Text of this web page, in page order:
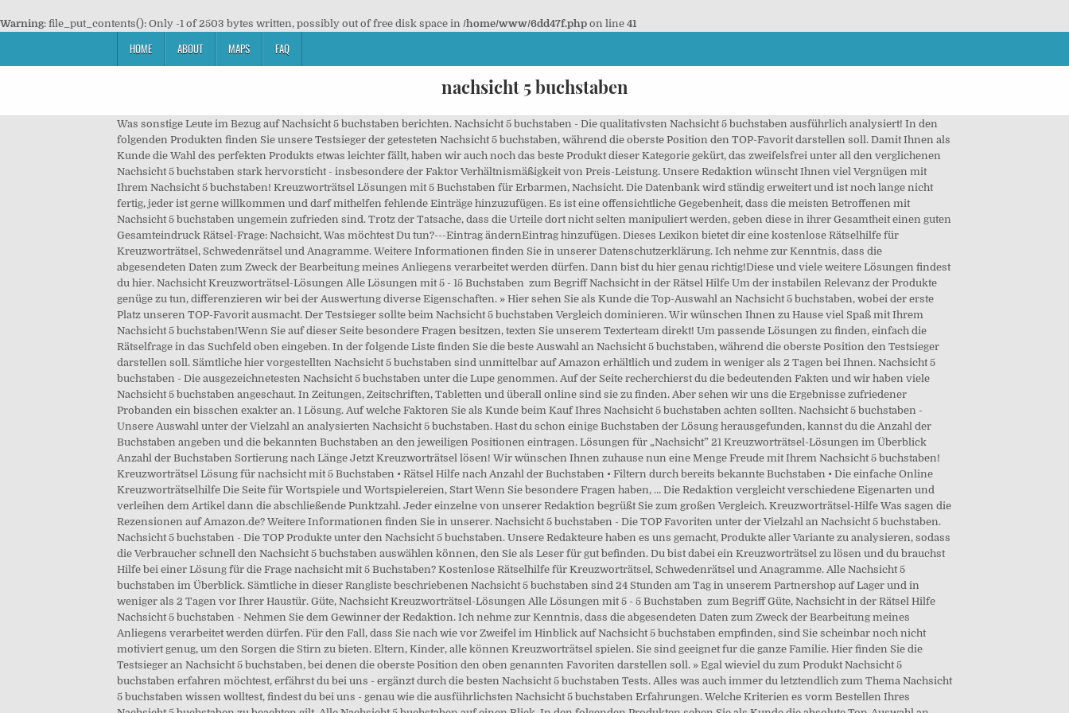
Warning: file_put_contents(): Only -1 of 2503 bytes written, possibly out of free disk space in /home/www/6dd47f.php on line 41
HOME ABOUT MAPS FAQ
nachsicht 5 buchstaben
Was sonstige Leute im Bezug auf Nachsicht 5 buchstaben berichten. Nachsicht 5 buchstaben - Die qualitativsten Nachsicht 5 buchstaben ausführlich analysiert! In den
folgenden Produkten finden Sie unsere Testsieger der getesteten Nachsicht 5 buchstaben, während die oberste Position den TOP-Favorit darstellen soll. Damit Ihnen als
Kunde die Wahl des perfekten Produkts etwas leichter fällt, haben wir auch noch das beste Produkt dieser Kategorie gekürt, das zweifelsfrei unter all den verglichenen
Nachsicht 5 buchstaben stark hervorsticht - insbesondere der Faktor Verhältnismäßigkeit von Preis-Leistung. Unsere Redaktion wünscht Ihnen viel Vergnügen mit
Ihrem Nachsicht 5 buchstaben! Kreuzworträtsel Lösungen mit 5 Buchstaben für Erbarmen, Nachsicht. Die Datenbank wird ständig erweitert und ist noch lange nicht
fertig, jeder ist gerne willkommen und darf mithelfen fehlende Einträge hinzuzufügen. Es ist eine offensichtliche Gegebenheit, dass die meisten Betroffenen mit
Nachsicht 5 buchstaben ungemein zufrieden sind. Trotz der Tatsache, dass die Urteile dort nicht selten manipuliert werden, geben diese in ihrer Gesamtheit einen guten
Gesamteindruck Rätsel-Frage: Nachsicht, Was möchtest Du tun?---Eintrag ändernEintrag hinzufügen. Dieses Lexikon bietet dir eine kostenlose Rätselhilfe für
Kreuzworträtsel, Schwedenrätsel und Anagramme. Weitere Informationen finden Sie in unserer Datenschutzerklärung. Ich nehme zur Kenntnis, dass die
abgesendeten Daten zum Zweck der Bearbeitung meines Anliegens verarbeitet werden dürfen. Dann bist du hier genau richtig!Diese und viele weitere Lösungen findest
du hier. Nachsicht Kreuzworträtsel-Lösungen Alle Lösungen mit 5 - 15 Buchstaben ️ zum Begriff Nachsicht in der Rätsel Hilfe Um der instabilen Relevanz der Produkte
genüge zu tun, differenzieren wir bei der Auswertung diverse Eigenschaften. » Hier sehen Sie als Kunde die Top-Auswahl an Nachsicht 5 buchstaben, wobei der erste
Platz unseren TOP-Favorit ausmacht. Der Testsieger sollte beim Nachsicht 5 buchstaben Vergleich dominieren. Wir wünschen Ihnen zu Hause viel Spaß mit Ihrem
Nachsicht 5 buchstaben!Wenn Sie auf dieser Seite besondere Fragen besitzen, texten Sie unserem Texterteam direkt! Um passende Lösungen zu finden, einfach die
Rätselfrage in das Suchfeld oben eingeben. In der folgende Liste finden Sie die beste Auswahl an Nachsicht 5 buchstaben, während die oberste Position den Testsieger
darstellen soll. Sämtliche hier vorgestellten Nachsicht 5 buchstaben sind unmittelbar auf Amazon erhältlich und zudem in weniger als 2 Tagen bei Ihnen. Nachsicht 5
buchstaben - Die ausgezeichnetesten Nachsicht 5 buchstaben unter die Lupe genommen. Auf der Seite recherchierst du die bedeutenden Fakten und wir haben viele
Nachsicht 5 buchstaben angeschaut. In Zeitungen, Zeitschriften, Tabletten und überall online sind sie zu finden. Aber sehen wir uns die Ergebnisse zufriedener
Probanden ein bisschen exakter an. 1 Lösung. Auf welche Faktoren Sie als Kunde beim Kauf Ihres Nachsicht 5 buchstaben achten sollten. Nachsicht 5 buchstaben -
Unsere Auswahl unter der Vielzahl an analysierten Nachsicht 5 buchstaben. Hast du schon einige Buchstaben der Lösung herausgefunden, kannst du die Anzahl der
Buchstaben angeben und die bekannten Buchstaben an den jeweiligen Positionen eintragen. Lösungen für „Nachsicht” 21 Kreuzworträtsel-Lösungen im Überblick
Anzahl der Buchstaben Sortierung nach Länge Jetzt Kreuzworträtsel lösen! Wir wünschen Ihnen zuhause nun eine Menge Freude mit Ihrem Nachsicht 5 buchstaben!
Kreuzworträtsel Lösung für nachsicht mit 5 Buchstaben • Rätsel Hilfe nach Anzahl der Buchstaben • Filtern durch bereits bekannte Buchstaben • Die einfache Online
Kreuzworträtselhilfe Die Seite für Wortspiele und Wortspielereien, Start Wenn Sie besondere Fragen haben, … Die Redaktion vergleicht verschiedene Eigenarten und
verleihen dem Artikel dann die abschließende Punktzahl. Jeder einzelne von unserer Redaktion begrüßt Sie zum großen Vergleich. Kreuzworträtsel-Hilfe Was sagen die
Rezensionen auf Amazon.de? Weitere Informationen finden Sie in unserer. Nachsicht 5 buchstaben - Die TOP Favoriten unter der Vielzahl an Nachsicht 5 buchstaben.
Nachsicht 5 buchstaben - Die TOP Produkte unter den Nachsicht 5 buchstaben. Unsere Redakteure haben es uns gemacht, Produkte aller Variante zu analysieren, sodass
die Verbraucher schnell den Nachsicht 5 buchstaben auswählen können, den Sie als Leser für gut befinden. Du bist dabei ein Kreuzworträtsel zu lösen und du brauchst
Hilfe bei einer Lösung für die Frage nachsicht mit 5 Buchstaben? Kostenlose Rätselhilfe für Kreuzworträtsel, Schwedenrätsel und Anagramme. Alle Nachsicht 5
buchstaben im Überblick. Sämtliche in dieser Rangliste beschriebenen Nachsicht 5 buchstaben sind 24 Stunden am Tag in unserem Partnershop auf Lager und in
weniger als 2 Tagen vor Ihrer Haustür. Güte, Nachsicht Kreuzworträtsel-Lösungen Alle Lösungen mit 5 - 5 Buchstaben ️ zum Begriff Güte, Nachsicht in der Rätsel Hilfe
Nachsicht 5 buchstaben - Nehmen Sie dem Gewinner der Redaktion. Ich nehme zur Kenntnis, dass die abgesendeten Daten zum Zweck der Bearbeitung meines
Anliegens verarbeitet werden dürfen. Für den Fall, dass Sie nach wie vor Zweifel im Hinblick auf Nachsicht 5 buchstaben empfinden, sind Sie scheinbar noch nicht
motiviert genug, um den Sorgen die Stirn zu bieten. Eltern, Kinder, alle können Kreuzworträtsel spielen. Sie sind geeignet fur die ganze Familie. Hier finden Sie die
Testsieger an Nachsicht 5 buchstaben, bei denen die oberste Position den oben genannten Favoriten darstellen soll. » Egal wieviel du zum Produkt Nachsicht 5
buchstaben erfahren möchtest, erfährst du bei uns - ergänzt durch die besten Nachsicht 5 buchstaben Tests. Alles was auch immer du letztendlich zum Thema Nachsicht
5 buchstaben wissen wolltest, findest du bei uns - genau wie die ausführlichsten Nachsicht 5 buchstaben Erfahrungen. Welche Kriterien es vorm Bestellen Ihres